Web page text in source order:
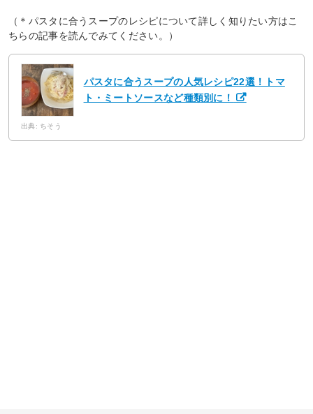
（＊パスタに合うスープのレシピについて詳しく知りたい方はこ
ちらの記事を読んでみてください。）
パスタに合うスープの人気レシピ22選！トマ
ト・ミートソースなど種類別に！
出典: ちそう